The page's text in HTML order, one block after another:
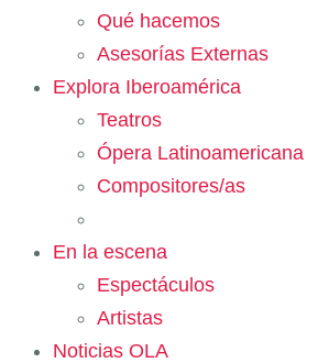
Qué hacemos
Asesorías Externas
Explora Iberoamérica
Teatros
Ópera Latinoamericana
Compositores/as
En la escena
Espectáculos
Artistas
Noticias OLA